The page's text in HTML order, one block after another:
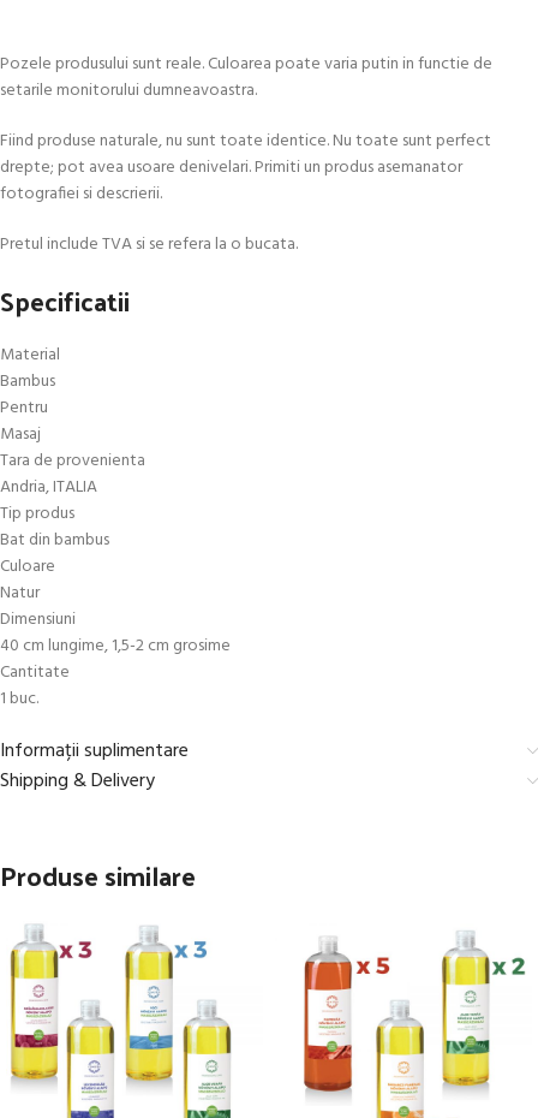
Pozele produsului sunt reale. Culoarea poate varia putin in functie de
setarile monitorului dumneavoastra.
Fiind produse naturale, nu sunt toate identice. Nu toate sunt perfect
drepte; pot avea usoare denivelari. Primiti un produs asemanator
fotografiei si descrierii.
Pretul include TVA si se refera la o bucata.
Specificatii
Material
Bambus
Pentru
Masaj
Tara de provenienta
Andria, ITALIA
Tip produs
Bat din bambus
Culoare
Natur
Dimensiuni
40 cm lungime, 1,5-2 cm grosime
Cantitate
1 buc.
Informații suplimentare
Shipping & Delivery
Produse similare